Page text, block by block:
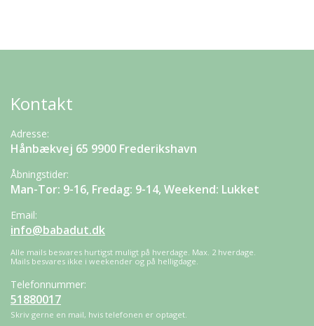
Kontakt
Adresse:
Hånbækvej 65 9900 Frederikshavn
Åbningstider:
Man-Tor: 9-16, Fredag: 9-14, Weekend: Lukket
Email:
info@babadut.dk
Alle mails besvares hurtigst muligt på hverdage. Max. 2 hverdage.
Mails besvares ikke i weekender og på helligdage.
Telefonnummer:
51880017
Skriv gerne en mail, hvis telefonen er optaget.